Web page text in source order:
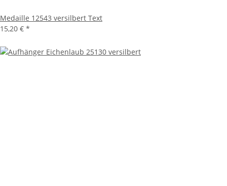
Medaille 12543 versilbert Text
15,20 € *